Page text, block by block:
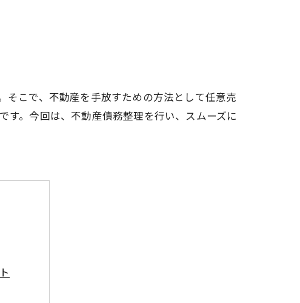
こで、不動産を手放すための方法として任意売
。今回は、不動産債務整理を行い、スムーズに
！